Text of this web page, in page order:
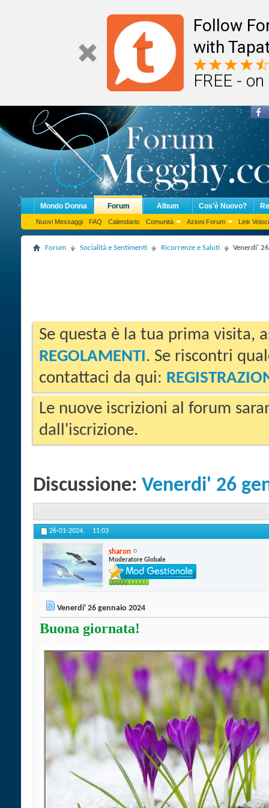
Follow
with
FREE -
Mondo Donna Forum
Nuovi Messaggi FAQ Calendario Comunità Azioni Forum Link Veloci
Album Cos'è Nuovo?
Forum Socialità e Sentimenti Ricorrenze e Saluti Venerdi'
Se questa è la tua prima visita,
REGOLAMENTI. Se riscontri
contattaci da qui:
Le nuove iscrizioni al forum
dall'iscrizione.
Discussione: Venerdi' 26
26-01-2024, 11:03
sharon
Moderatore Globale
Venerdi' 26 gennaio 2024
Buona giornata!